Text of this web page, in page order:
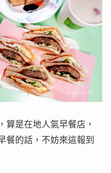
算是在地人氣早餐店，
餐的話，不妨來這報到